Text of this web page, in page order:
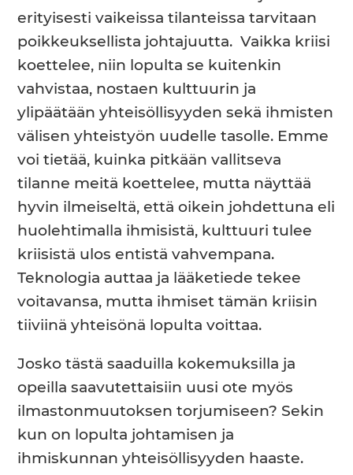
erityisesti vaikeissa tilanteissa tarvitaan
poikkeuksellista johtajuutta. Vaikka kriisi
koettelee, niin lopulta se kuitenkin
vahvistaa, nostaen kulttuurin ja
ylipäätään yhteisöllisyyden sekä ihmisten
välisen yhteistyön uudelle tasolle. Emme
voi tietää, kuinka pitkään vallitseva
tilanne meitä koettelee, mutta näyttää
hyvin ilmeiseltä, että oikein johdettuna eli
huolehtimalla ihmisistä, kulttuuri tulee
kriisistä ulos entistä vahvempana.
Teknologia auttaa ja lääketiede tekee
voitavansa, mutta ihmiset tämän kriisin
tiiviinä yhteisönä lopulta voittaa.
Josko tästä saaduilla kokemuksilla ja
opeilla saavutettaisiin uusi ote myös
ilmastonmuutoksen torjumiseen? Sekin
kun on lopulta johtamisen ja
ihmiskunnan yhteisöllisyyden haaste.